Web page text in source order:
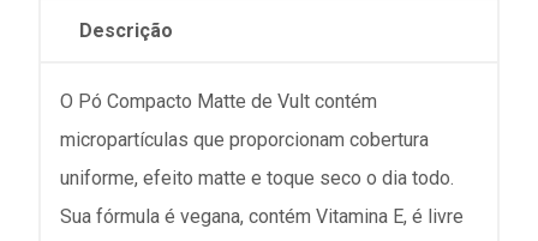
Descrição
O Pó Compacto Matte de Vult contém
micropartículas que proporcionam cobertura
uniforme, efeito matte e toque seco o dia todo.
Sua fórmula é vegana, contém Vitamina E, é livre